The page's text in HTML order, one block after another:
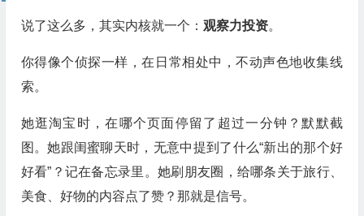
说了这么多，其实内核就一个： 观察力投资。
你得像个侦探一样，在日常相处中，不动声色地收集线
索。
她逛淘宝时，在哪个页面停留了超过一分钟？默默截
图。她跟闺蜜聊天时，无意中提到了什么“新出的那个好
好看”？记在备忘录里。她刷朋友圈，给哪条关于旅行、
美食、好物的内容点了赞？那就是信号。